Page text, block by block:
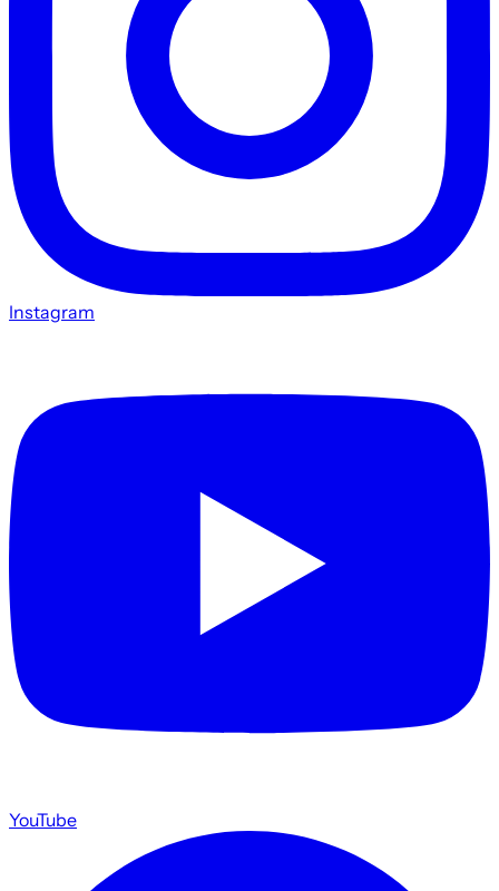
Instagram
YouTube